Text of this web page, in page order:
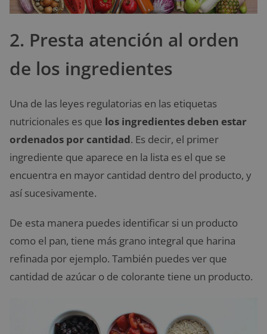
2. Presta atención al orden
de los ingredientes
Una de las leyes regulatorias en las etiquetas
nutricionales es que los ingredientes deben estar
ordenados por cantidad. Es decir, el primer
ingrediente que aparece en la lista es el que se
encuentra en mayor cantidad dentro del producto, y
así sucesivamente.
De esta manera puedes identificar si un producto
como el pan, tiene más grano integral que harina
refinada por ejemplo. También puedes ver que
cantidad de azúcar o de colorante tiene un producto.